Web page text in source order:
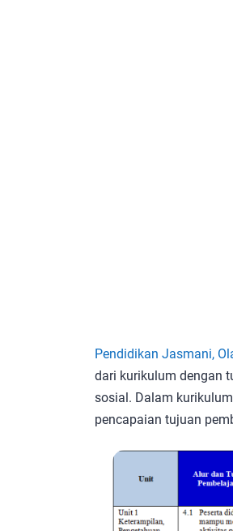
Pendidikan Jasmani,
dari kurikulum dengan
sosial. Dalam
pencapaian tujuan